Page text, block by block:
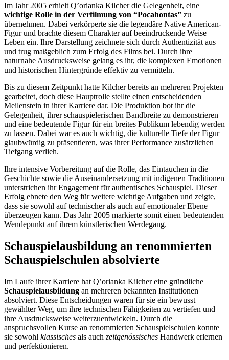
Im Jahr 2005 erhielt Q’orianka Kilcher die Gelegenheit, eine
wichtige Rolle in der Verfilmung von “Pocahontas” zu
übernehmen. Dabei verkörperte sie die legendäre Native American-
Figur und brachte diesem Charakter auf beeindruckende Weise
Leben ein. Ihre Darstellung zeichnete sich durch Authentizität aus
und trug maßgeblich zum Erfolg des Films bei. Durch ihre
naturnahe Ausdrucksweise gelang es ihr, die komplexen Emotionen
und historischen Hintergründe effektiv zu vermitteln.
Bis zu diesem Zeitpunkt hatte Kilcher bereits an mehreren Projekten
gearbeitet, doch diese Hauptrolle stellte einen entscheidenden
Meilenstein in ihrer Karriere dar. Die Produktion bot ihr die
Gelegenheit, ihrer schauspielerischen Bandbreite zu demonstrieren
und eine bedeutende Figur für ein breites Publikum lebendig werden
zu lassen. Dabei war es auch wichtig, die kulturelle Tiefe der Figur
glaubwürdig zu präsentieren, was ihrer Performance zusätzlichen
Tiefgang verlieh.
Ihre intensive Vorbereitung auf die Rolle, das Eintauchen in die
Geschichte sowie die Auseinandersetzung mit indigenen Traditionen
unterstrichen ihr Engagement für authentisches Schauspiel. Dieser
Erfolg ebnete den Weg für weitere wichtige Aufgaben und zeigte,
dass sie sowohl auf technischer als auch auf emotionaler Ebene
überzeugen kann. Das Jahr 2005 markierte somit einen bedeutenden
Wendepunkt auf ihrem künstlerischen Werdegang.
Schauspielausbildung an renommierten
Schauspielschulen absolvierte
Im Laufe ihrer Karriere hat Q’orianka Kilcher eine gründliche
Schauspielausbildung an mehreren bekannten Institutionen
absolviert. Diese Entscheidungen waren für sie ein bewusst
gewählter Weg, um ihre technischen Fähigkeiten zu vertiefen und
ihre Ausdrucksweise weiterzuentwickeln. Durch die
anspruchsvollen Kurse an renommierten Schauspielschulen konnte
sie sowohl klassisches als auch zeitgenössisches Handwerk erlernen
und perfektionieren.